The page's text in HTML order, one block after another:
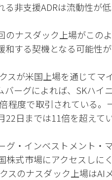
る非支援ADRは流動性が
のナスダック上場がこの
する契機となる可能性が
スが米国上場を通じて
バーグによれば、SKハ
程度で取引されている
日までは11倍を超えてい
グ・インベストメント・
株式市場にアクセスしに
スのナスダック上場は